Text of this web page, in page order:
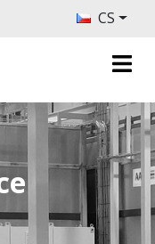
CS